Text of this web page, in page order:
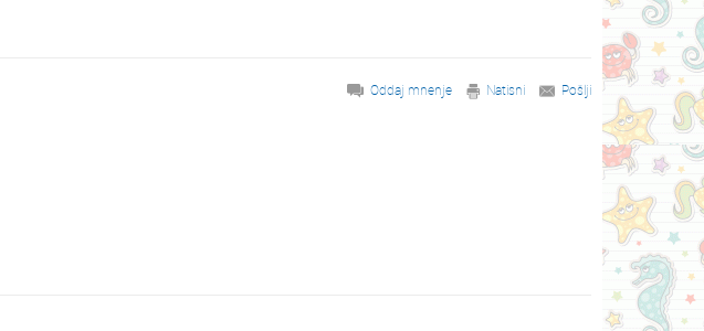
Oddaj mnenje Natisni Pošlji